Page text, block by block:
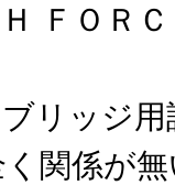
ＦＯＲ
語は
関係が